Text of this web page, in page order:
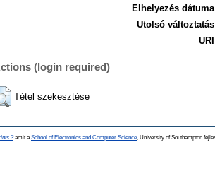
Elhelyezés
Utolsó
(login required)
Tétel szekesztése
3amit a School of Electronics and Computer Science , University of Southampton